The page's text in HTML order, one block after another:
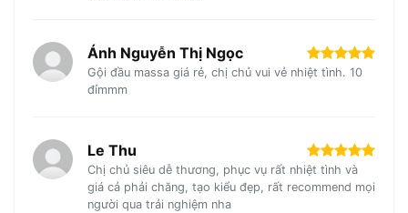
Ánh Nguyễn Thị Ngọc
Gội đầu massa giá rẻ, chị chủ vui vẻ nhiệt tình. 10
đỉmmm
Le Thu
Chị chủ siêu dễ thương, phục vụ rất nhiệt tình và
giá cả phải chăng, tạo kiểu đẹp, rất recommend mọi
người qua trải nghiệm nha